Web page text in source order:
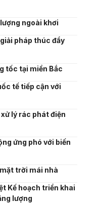
ngoài khơi
pháp thúc đẩy
tốc tại miền Bắc
tế tiếp cận với
lý rác phát điện
ứng phó với biến
trời mái nhà
Kế hoạch triển khai
lượng